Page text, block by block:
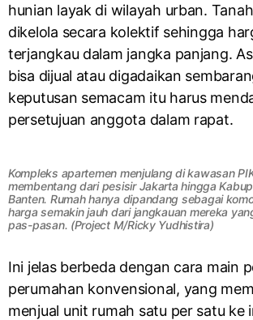
hunian layak di wilayah urban.
dikelola secara kolektif sehingga
terjangkau dalam jangka panjang.
bisa dijual atau digadaikan
keputusan semacam itu harus
persetujuan anggota dalam rapat.
Kompleks apartemen menjulang di kawasan
membentang dari pesisir Jakarta hingga
Banten. Rumah hanya dipandang sebagai
harga semakin jauh dari jangkauan mereka
pas-pasan. (Project M/Ricky Yudhistira)
Ini jelas berbeda dengan cara main
perumahan konvensional, yang
menjual unit rumah satu per satu ke